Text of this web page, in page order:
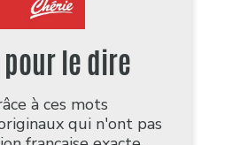
le dire
à ces mots
qui n'ont pas